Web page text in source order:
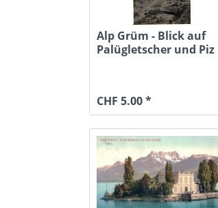
Alp Grüm - Blick auf
Palügletscher und Piz
CHF 5.00 *